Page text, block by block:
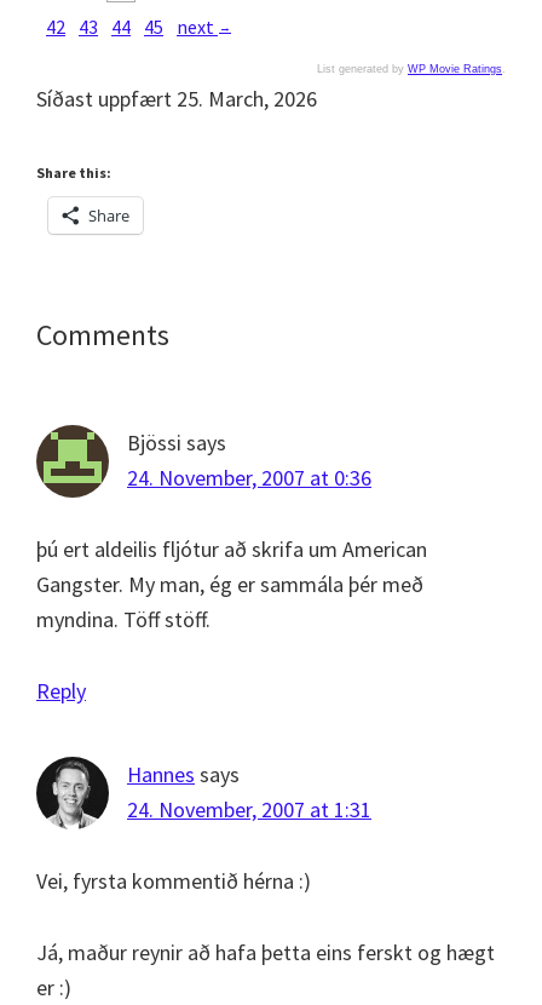
42 43 44 45 next →
List generated by WP Movie Ratings.
Síðast uppfært 25. March, 2026
Share this:
Share
Reader
Comments
Bjössi says
24. November, 2007 at 0:36
þú ert aldeilis fljótur að skrifa um American
Gangster. My man, ég er sammála þér með
myndina. Töff stöff.
Reply
Hannes says
24. November, 2007 at 1:31
Vei, fyrsta kommentið hérna :)
Já, maður reynir að hafa þetta eins ferskt og hægt
er :)